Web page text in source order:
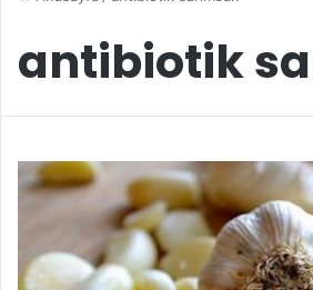
antibiotik